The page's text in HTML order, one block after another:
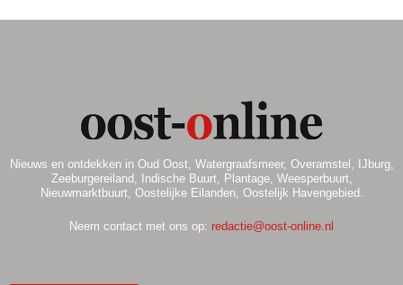
Nieuws en ontdekken in Oud Oost, Watergraafsmeer, Overamstel, IJburg,
Zeeburgereiland, Indische Buurt, Plantage, Weesperbuurt,
Nieuwmarktbuurt, Oostelijke Eilanden, Oostelijk Havengebied.
Neem contact met ons op: redactie@oost-online.nl